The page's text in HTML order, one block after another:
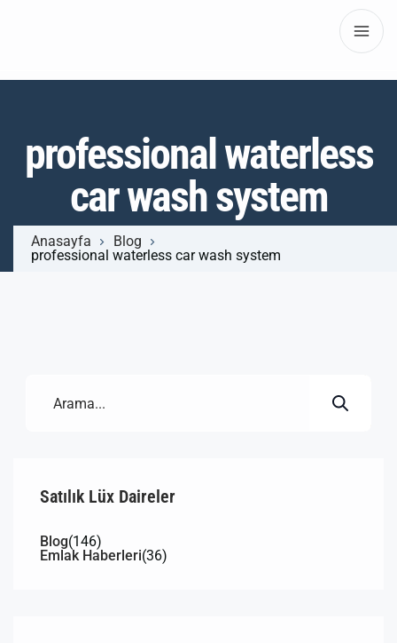
professional waterless
car wash system
Anasayfa
Blog
professional waterless car wash system
Satılık Lüx Daireler
Blog(146)
Emlak Haberleri(36)